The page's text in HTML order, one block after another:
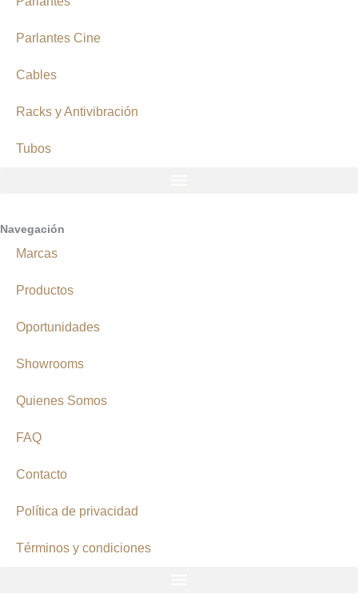
Parlantes Cine
Cables
Racks y Antivibración
Tubos
Navegación
Marcas
Productos
Oportunidades
Showrooms
Quienes Somos
FAQ
Contacto
Política de privacidad
Términos y condiciones